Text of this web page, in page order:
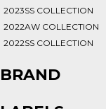
2023SS COLLECTION
2022AW COLLECTION
2022SS COLLECTION
BRAND